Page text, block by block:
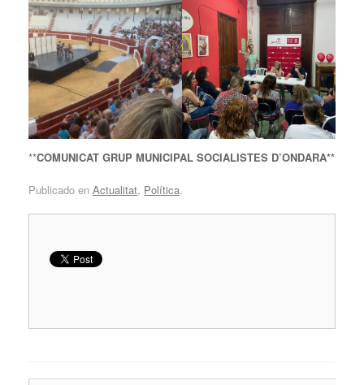
**COMUNICAT GRUP MUNICIPAL SOCIALISTES D’ONDARA**
Publicado en Actualitat, Política.